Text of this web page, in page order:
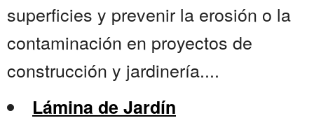
superficies y prevenir la erosión o la
contaminación en proyectos de
construcción y jardinería....
Lámina de Jardín